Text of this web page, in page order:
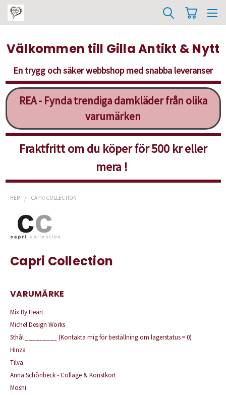
Välkommen till Gilla Antikt & Nytt
En trygg och säker webbshop med snabba leveranser
REA - Fynda trendiga damkläder från olika
varumärken
Fraktfritt om du köper för 500 kr eller
mera !
HEM CAPRI COLLECTION
Capri Collection
VARUMÄRKE
Mix By Heart
Michel Design Works
Sthål _________ (Kontakta mig för beställning om lagerstatus = 0)
Hinza
Tilva
Anna Schönbeck - Collage & Konstkort
Moshi